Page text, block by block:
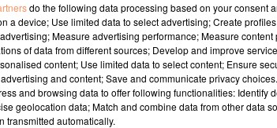
do the following data processing based on your consent
a device; Use limited data to select advertising; Create
Measure advertising performance; Measure
of data from different sources; Develop and improve
content; Use limited data to select content; Ensure
and content; Save and communicate privacy
and browsing data to offer following functionalities: Identify
geolocation data; Match and combine data from other data
transmitted automatically.